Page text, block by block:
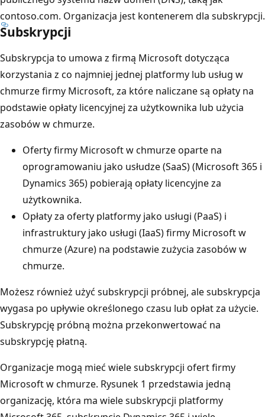
contoso.com. Organizacja jest kontenerem dla subskrypcji.
Subskrypcji
Subskrypcja to umowa z firmą Microsoft dotycząca
korzystania z co najmniej jednej platformy lub usług w
chmurze firmy Microsoft, za które naliczane są opłaty na
podstawie opłaty licencyjnej za użytkownika lub użycia
zasobów w chmurze.
Oferty firmy Microsoft w chmurze oparte na
oprogramowaniu jako usłudze (SaaS) (Microsoft 365 i
Dynamics 365) pobierają opłaty licencyjne za
użytkownika.
Opłaty za oferty platformy jako usługi (PaaS) i
infrastruktury jako usługi (IaaS) firmy Microsoft w
chmurze (Azure) na podstawie zużycia zasobów w
chmurze.
Możesz również użyć subskrypcji próbnej, ale subskrypcja
wygasa po upływie określonego czasu lub opłat za użycie.
Subskrypcję próbną można przekonwertować na
subskrypcję płatną.
Organizacje mogą mieć wiele subskrypcji ofert firmy
Microsoft w chmurze. Rysunek 1 przedstawia jedną
organizację, która ma wiele subskrypcji platformy